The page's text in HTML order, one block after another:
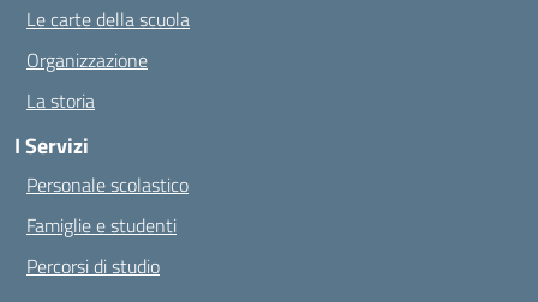
Le carte della scuola
Organizzazione
La storia
I Servizi
Personale scolastico
Famiglie e studenti
Percorsi di studio